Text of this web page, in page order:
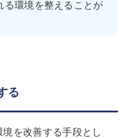
る環境を整えることが
る
を改善する手段とし